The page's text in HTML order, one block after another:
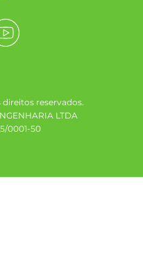
direitos reservados.
LTDA
0001-50